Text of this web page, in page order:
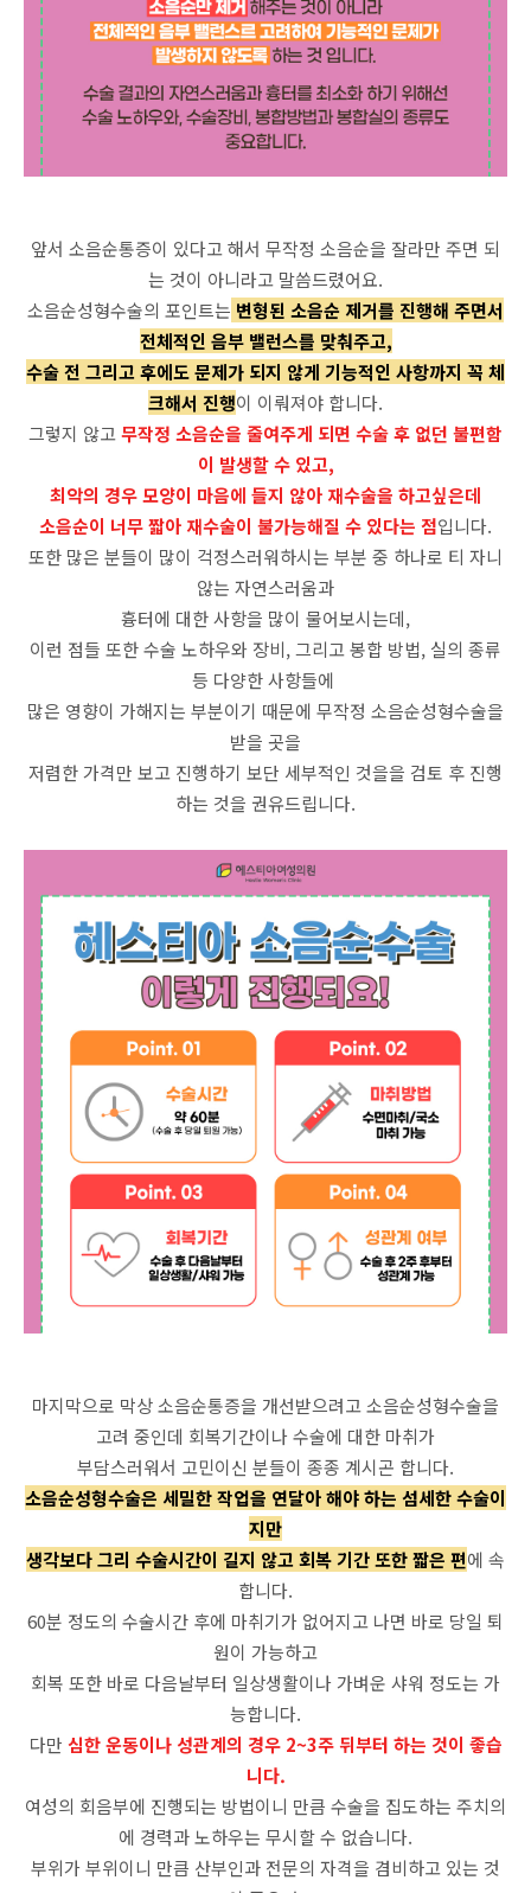
앞서 소음순통증이 있다고 해서 무작정 소음순을 잘라만 주면 되
는 것이 아니라고 말씀드렸어요.
소음순성형수술의 포인트는 변형된 소음순 제거를 진행해 주면서
전체적인 음부 밸런스를 맞춰주고,
수술 전 그리고 후에도 문제가 되지 않게 기능적인 사항까지 꼭 체
크해서 진행이 이뤄져야 합니다.
그렇지 않고무작정 소음순을 줄여주게 되면 수술 후 없던 불편함
이 발생할 수 있고,
최악의 경우 모양이 마음에 들지 않아 재수술을 하고싶은데
소음순이 너무 짧아 재수술이 불가능해질 수 있다는 점입니다.
또한 많은 분들이 많이 걱정스러워하시는 부분 중 하나로 티 자니
않는 자연스러움과
흉터에 대한 사항을 많이 물어보시는데,
이런 점들 또한 수술 노하우와 장비, 그리고 봉합 방법, 실의 종류
등 다양한 사항들에
많은 영향이 가해지는 부분이기 때문에 무작정 소음순성형수술을
받을 곳을
저렴한 가격만 보고 진행하기 보단 세부적인 것을을 검토 후 진행
하는 것을 권유드립니다.
마지막으로 막상 소음순통증을 개선받으려고 소음순성형수술을
고려 중인데 회복기간이나 수술에 대한 마취가
부담스러워서 고민이신 분들이 종종 계시곤 합니다.
소음순성형수술은 세밀한 작업을 연달아 해야 하는 섬세한 수술이
지만
생각보다 그리 수술시간이 길지 않고 회복 기간 또한 짧은 편에 속
합니다.
60분 정도의 수술시간 후에 마취기가 없어지고 나면 바로 당일 퇴
원이 가능하고
회복 또한 바로 다음날부터 일상생활이나 가벼운 샤워 정도는 가
능합니다.
다만 심한 운동이나 성관계의 경우 2~3주 뒤부터 하는 것이 좋습
니다.
여성의 회음부에 진행되는 방법이니 만큼 수술을 집도하는 주치의
에 경력과 노하우는 무시할 수 없습니다.
부위가 부위이니 만큼 산부인과 전문의 자격을 겸비하고 있는 것